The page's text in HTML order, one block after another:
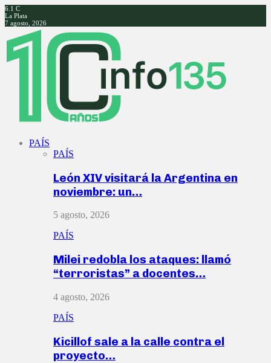
6.1 C
La Plata
7 agosto, 2026
Facebook
Twitter
Instagram
Youtube
PAÍS
PAÍS
León XIV visitará la Argentina en
noviembre: un…
5 agosto, 2026
PAÍS
Milei redobla los ataques: llamó
“terroristas” a docentes…
4 agosto, 2026
PAÍS
Kicillof sale a la calle contra el
proyecto…